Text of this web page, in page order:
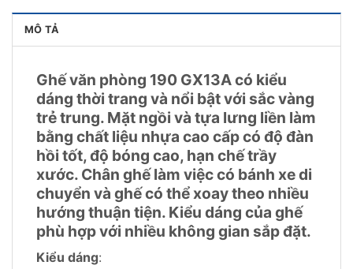
MÔ TẢ
Ghế văn phòng 190 GX13A có kiểu
dáng thời trang và nổi bật với sắc vàng
trẻ trung. Mặt ngồi và tựa lưng liền làm
bằng chất liệu nhựa cao cấp có độ đàn
hồi tốt, độ bóng cao, hạn chế trầy
xước. Chân ghế làm việc có bánh xe di
chuyển và ghế có thể xoay theo nhiều
hướng thuận tiện. Kiểu dáng của ghế
phù hợp với nhiều không gian sắp đặt.
Kiểu dáng: